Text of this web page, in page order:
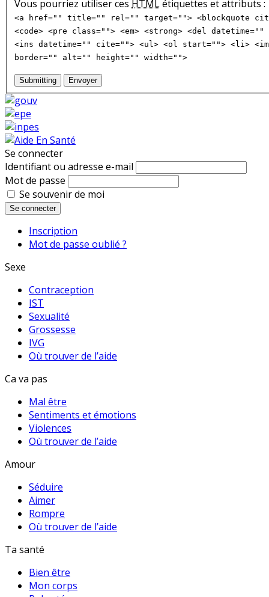
Vous pourriez utiliser ces HTMLétiquettes et attributs :
<a href="" title="" rel="" target=""> <blockquote
<code> <pre class=""> <em> <strong> <del
<ins datetime="" cite=""> <ul> <ol start=""> <li>
border="" alt="" height="" width="">
Submitting Envoyer
Se connecter
Identifiant ou adresse e-mail
Mot de passe
Se souvenir de moi
Se connecter
Inscription
Mot de passe oublié ?
Sexe
Contraception
IST
Sexualité
Grossesse
IVG
Où trouver de l’aide
Ca va pas
Mal être
Sentiments et émotions
Violences
Où trouver de l’aide
Amour
Séduire
Aimer
Rompre
Où trouver de l’aide
Ta santé
Bien être
Mon corps